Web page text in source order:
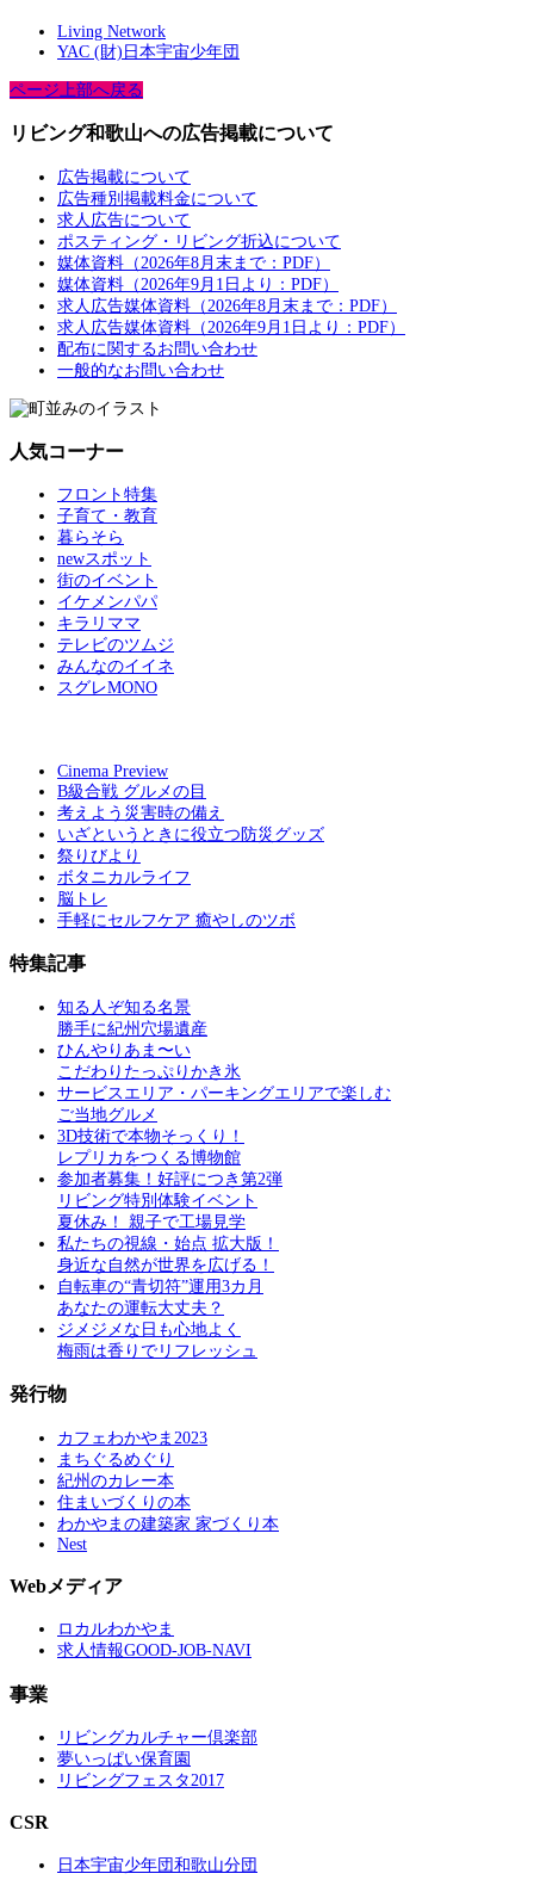
Living Network
YAC (財)日本宇宙少年団
ページ上部へ戻る
リビング和歌山への広告掲載について
広告掲載について
広告種別掲載料金について
求人広告について
ポスティング・リビング折込について
媒体資料（2026年8月末まで：PDF）
媒体資料（2026年9月1日より：PDF）
求人広告媒体資料（2026年8月末まで：PDF）
求人広告媒体資料（2026年9月1日より：PDF）
配布に関するお問い合わせ
一般的なお問い合わせ
人気コーナー
フロント特集
子育て・教育
暮らそら
newスポット
街のイベント
イケメンパパ
キラリママ
テレビのツムジ
みんなのイイネ
スグレMONO
Cinema Preview
B級合戦 グルメの目
考えよう災害時の備え
いざというときに役立つ防災グッズ
祭りびより
ボタニカルライフ
脳トレ
手軽にセルフケア 癒やしのツボ
特集記事
知る人ぞ知る名景
勝手に紀州穴場遺産
ひんやりあま〜い
こだわりたっぷりかき氷
サービスエリア・パーキングエリアで楽しむ
ご当地グルメ
3D技術で本物そっくり！
レプリカをつくる博物館
参加者募集！好評につき第2弾
リビング特別体験イベント
夏休み！ 親子で工場見学
私たちの視線・始点 拡大版！
身近な自然が世界を広げる！
自転車の“青切符”運用3カ月
あなたの運転大丈夫？
ジメジメな日も心地よく
梅雨は香りでリフレッシュ
発行物
カフェわかやま2023
まちぐるめぐり
紀州のカレー本
住まいづくりの本
わかやまの建築家 家づくり本
Nest
Webメディア
ロカルわかやま
求人情報GOOD-JOB-NAVI
事業
リビングカルチャー倶楽部
夢いっぱい保育園
リビングフェスタ2017
CSR
日本宇宙少年団和歌山分団